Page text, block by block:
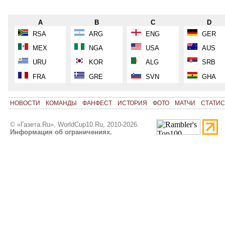
A
RSA
MEX
URU
FRA
B
ARG
NGA
KOR
GRE
C
ENG
USA
ALG
SVN
D
GER
AUS
SRB
GHA
НОВОСТИ КОМАНДЫ ФАНФЕСТ ИСТОРИЯ ФОТО МАТЧИ
© «Газета.Ru», WorldCup10.Ru, 2010-2026.
Информация об ограничениях.